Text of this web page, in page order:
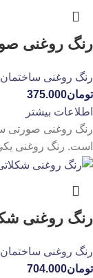
رنگ روغنی صورتی
رنگ روغنی ساختمان
تومان375.000
اطلاعات بیشتر
رنگ روغنی صورتی
است. رنگ روغنی
رنگ روغنی شکلاتی
رنگ روغنی ساختمان
تومان704.000